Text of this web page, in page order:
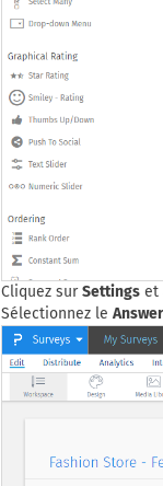
Cliquez surSettings et
Sélectionnez le